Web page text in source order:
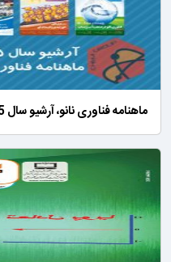
ماهنامه فناوری نانو، آرشیو سال 1395